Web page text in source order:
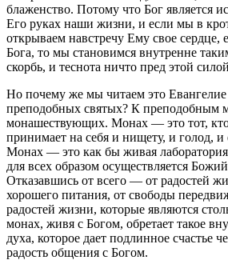
блаженство. Потому что Бог является
Его руках наши жизни, и если мы в
открываем навстречу Ему свое
Бога, то мы становимся внутренне
скорбь, и теснота ничто пред этой
Но почему же мы читаем это
преподобных святых? К преподобным
монашествующих. Монах ― это тот,
принимает на себя и нищету, и голод, и
Монах — это как бы живая
для всех образом осуществляется
Отказавшись от всего ― от радостей
хорошего питания, от свободы
радостей жизни, которые являются
монах, живя с Богом, обретает такое
духа, которое дает подлинное счастье
радость общения с Богом.